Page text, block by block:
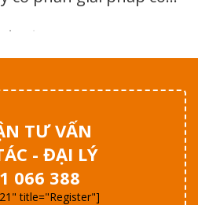
TƯ VẤN
- ĐẠI LÝ
066 388
title="Register"]